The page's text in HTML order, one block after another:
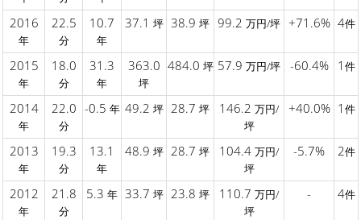
2016
年
22.5
分
10.7
年
37.1 坪 38.9 坪 99.2 万円/坪 +71.6% 4件
2015
年
18.0
分
31.3
年
363.0
坪
484.0 坪 57.9 万円/坪 -60.4% 1 件
2014
年
22.0
分
-0.5 年 49.2 坪 28.7 坪 146.2 万円/
坪
+40.0% 1 件
2013
年
19.3
分
13.1
年
48.9 坪 28.7 坪 104.4 万円/
坪
-5.7% 2件
2012
年
21.8
分
5.3 年 33.7 坪 23.8 坪 110.7 万円/
坪
- 4件